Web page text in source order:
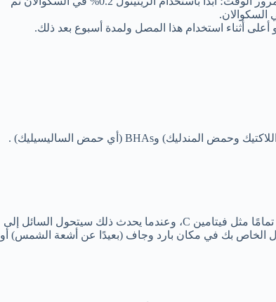
يأخذ السيروم لونًا برتقاليًا فاتحًا ولكنهيتأكسد الريتينول أو يتحلل تمامًا مثل فيتامين C، وعندما يحدث ذلك سيتحول السائل إلى
الخاص بك في مكان بارد وجاف (بعيدًا عن أشعة الشمس) أو